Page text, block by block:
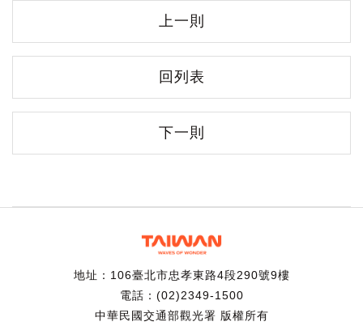
上一則
回列表
下一則
地址：106臺北市忠孝東路4段290號9樓
電話：(02)2349-1500
中華民國交通部觀光署 版權所有